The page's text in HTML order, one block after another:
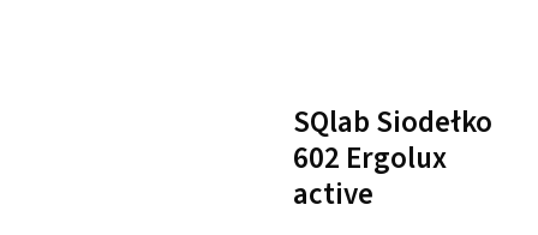
SQlab Siodełko
602 Ergolux
active